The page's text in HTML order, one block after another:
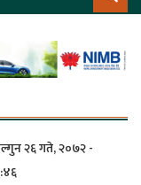
२६ गते, २०७२ -